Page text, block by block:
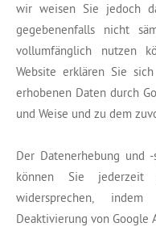
wir weisen Sie jedoch
gegebenenfalls nicht
vollumfänglich nutzen
Website erklären Sie
erhobenen Daten durch
und Weise und zu dem
Der Datenerhebung und
können Sie
widersprechen,
Deaktivierung von